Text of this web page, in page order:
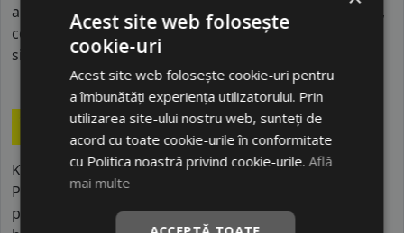
alta din clasa E este o diferenta de aproximativ 9 metri,
contribuind astfel, la o siguranta mai mare a soferului
si participantilor din trafic.
Kormoran este un brand de anvelope originar din
Polonia, cu o istorie ce începe în anii 1960 și care în
prezent face parte din grupul Michelin. Compania
Acest site web folosește
cookie-uri
Acest site web folosește cookie-uri pentru
a îmbunătăți experiența utilizatorului. Prin
utilizarea site-ului nostru web, sunteți de
acord cu toate cookie-urile în conformitate
cu Politica noastră privind cookie-urile.Află
mai multe